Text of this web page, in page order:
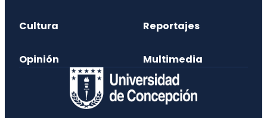
Cultura Reportajes
Opinión Multimedia